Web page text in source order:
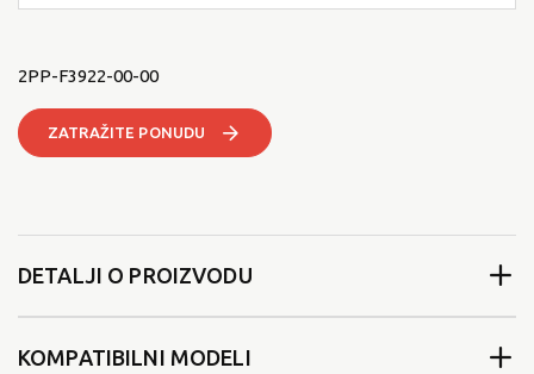
2PP-F3922-00-00
ZATRAŽITE PONUDU
DETALJI O PROIZVODU
KOMPATIBILNI MODELI